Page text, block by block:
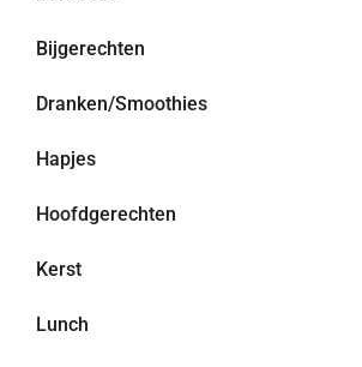
Bijgerechten
Dranken/Smoothies
Hapjes
Hoofdgerechten
Kerst
Lunch